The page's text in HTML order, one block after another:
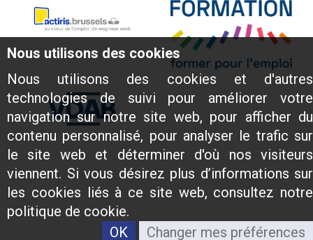
Nous utilisons des cookies
Nous utilisons des cookies et d'autres
technologies de suivi pour améliorer votre
navigation sur notre site web, pour afficher du
contenu personnalisé, pour analyser le trafic sur
le site web et déterminer d'où nos visiteurs
viennent. Si vous désirez plus d’informations sur
les cookies liés à ce site web, consultez notre
politique de cookie.
OK
Changer mes préférences